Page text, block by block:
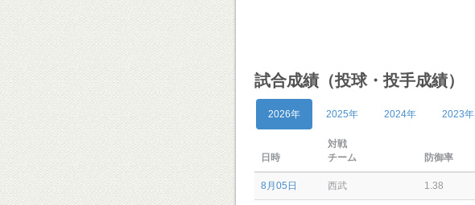
試合成績（投球・投手成績）
2026年 2025年 2024年 2023年
日時
対戦
チーム
防御率
8月05日 西武 1.38